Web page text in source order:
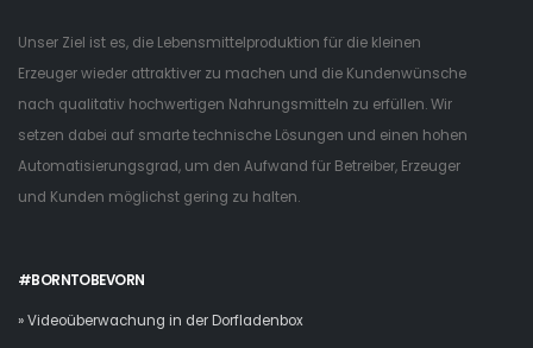
Unser Ziel ist es, die Lebensmittelproduktion für die kleinen
Erzeuger wieder attraktiver zu machen und die Kundenwünsche
nach qualitativ hochwertigen Nahrungsmitteln zu erfüllen. Wir
setzen dabei auf smarte technische Lösungen und einen hohen
Automatisierungsgrad, um den Aufwand für Betreiber, Erzeuger
und Kunden möglichst gering zu halten.
#BORNTOBEVORN
» Videoüberwachung in der Dorfladenbox